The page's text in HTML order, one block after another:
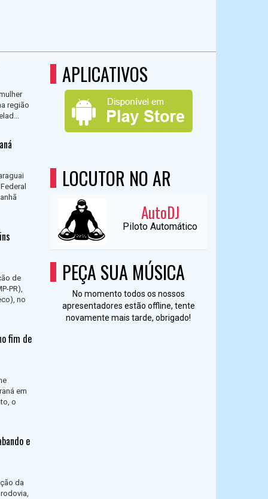
região
de
PR),
no
fim de
em
o
e
da
APLICATIVOS
LOCUTOR NO AR
AutoDJ
Piloto Automático
PEÇA SUA MÚSICA
No momento todos os nossos
apresentadores estão offline, tente
novamente mais tarde, obrigado!